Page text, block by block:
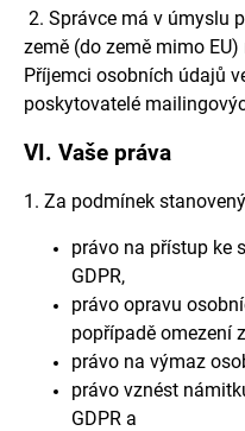
2. Správce má v úmyslu
země (do země mimo
Příjemci osobních údajů
poskytovatelé
VI. Vaše práva
1. Za podmínek
právo na přístup ke
GDPR,
právo opravu
popřípadě omezení
právo na výmaz
právo vznést
GDPR a